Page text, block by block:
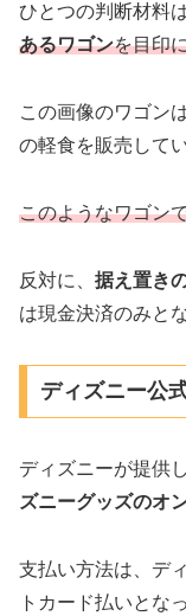
ひとつの判断材料は
あるワゴンを目印
この画像のワゴン
の軽食を販売して
このようなワゴン
反対に、 据え置き
は現金決済のみと
ディズニー公
ディズニーが提供
ズニーグッズのオ
支払い方法は、デ
トカード払いとな